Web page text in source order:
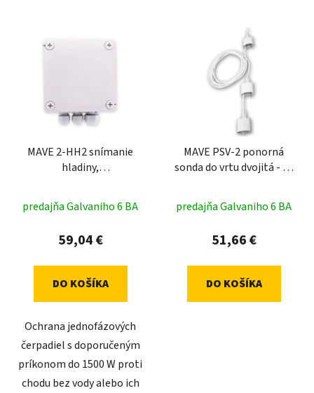
MAVE 2-HH2 snímanie
hladiny,
predajňa Galvaniho 6 BA
59,04 €
DO KOŠÍKA
Ochrana jednofázových
čerpadiel s doporučeným
príkonom do 1500 W proti
chodu bez vody alebo ich
MAVE PSV-2 ponorná
sonda do vrtu dvojitá - 10
predajňa Galvaniho 6 BA
51,66 €
DO KOŠÍKA